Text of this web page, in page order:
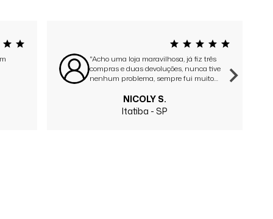
"Acho uma loja maravilhosa, já fiz três
compras e duas devoluções, nunca tive
nenhum problema, sempre fui muito
NICOLY S.
Itatiba - SP